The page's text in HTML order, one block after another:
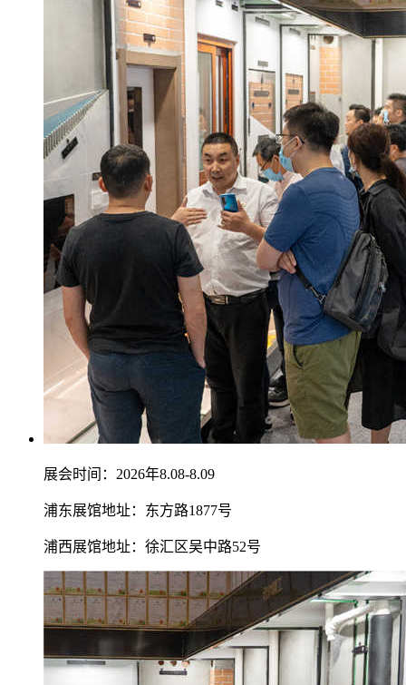
展会时间：2026年8.08-8.09
浦东展馆地址：东方路1877号
浦西展馆地址：徐汇区吴中路52号